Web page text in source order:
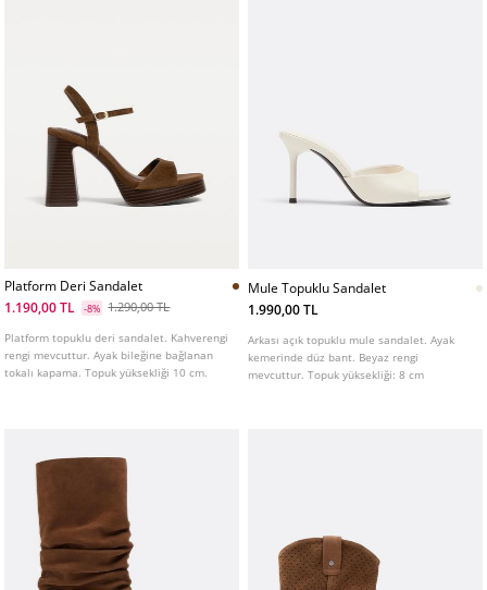
Platform Deri Sandalet
1.190,00 TL
-8% 1.290,00 TL
Platform topuklu deri sandalet. Kahverengi
rengi mevcuttur. Ayak bileğine bağlanan
tokalı kapama. Topuk yüksekliği 10 cm.
Mule Topuklu Sandalet
1.990,00 TL
Arkası açık topuklu mule sandalet. Ayak
kemerinde düz bant. Beyaz rengi
mevcuttur. Topuk yüksekliği: 8 cm